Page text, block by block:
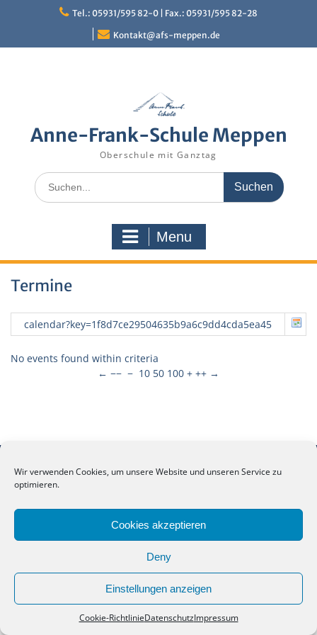
Wir verwenden Cookies, um unsere Website und unseren Service zu
optimieren.
Cookies akzeptieren
Deny
Einstellungen anzeigen
Cookie-RichtlinieDatenschutzImpressum
Tel.: 05931/595 82-0 | Fax.: 05931/595 82-28
Kontakt@afs-meppen.de
Anne-Frank-Schule Meppen
Oberschule mit Ganztag
Search
for:
Menu
Termine
calendar?key=1f8d7ce29504635b9a6c9dd4cda5ea45
No events found within criteria
← −− − 10 50 100 + ++ →
Copyright. Alle Rechte vorbehalten.